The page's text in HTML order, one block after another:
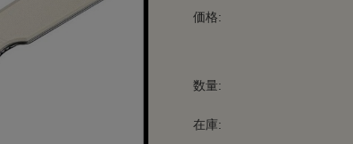
価格:
数量:
在庫: